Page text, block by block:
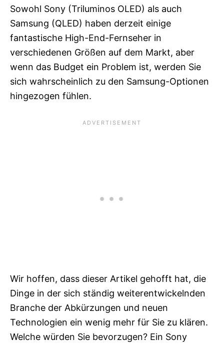
Sowohl Sony (Triluminos OLED) als auch
Samsung (QLED) haben derzeit einige
fantastische High-End-Fernseher in
verschiedenen Größen auf dem Markt, aber
wenn das Budget ein Problem ist, werden Sie
sich wahrscheinlich zu den Samsung-Optionen
hingezogen fühlen.
Wir hoffen, dass dieser Artikel gehofft hat, die
Dinge in der sich ständig weiterentwickelnden
Branche der Abkürzungen und neuen
Technologien ein wenig mehr für Sie zu klären.
Welche würden Sie bevorzugen? Ein Sony